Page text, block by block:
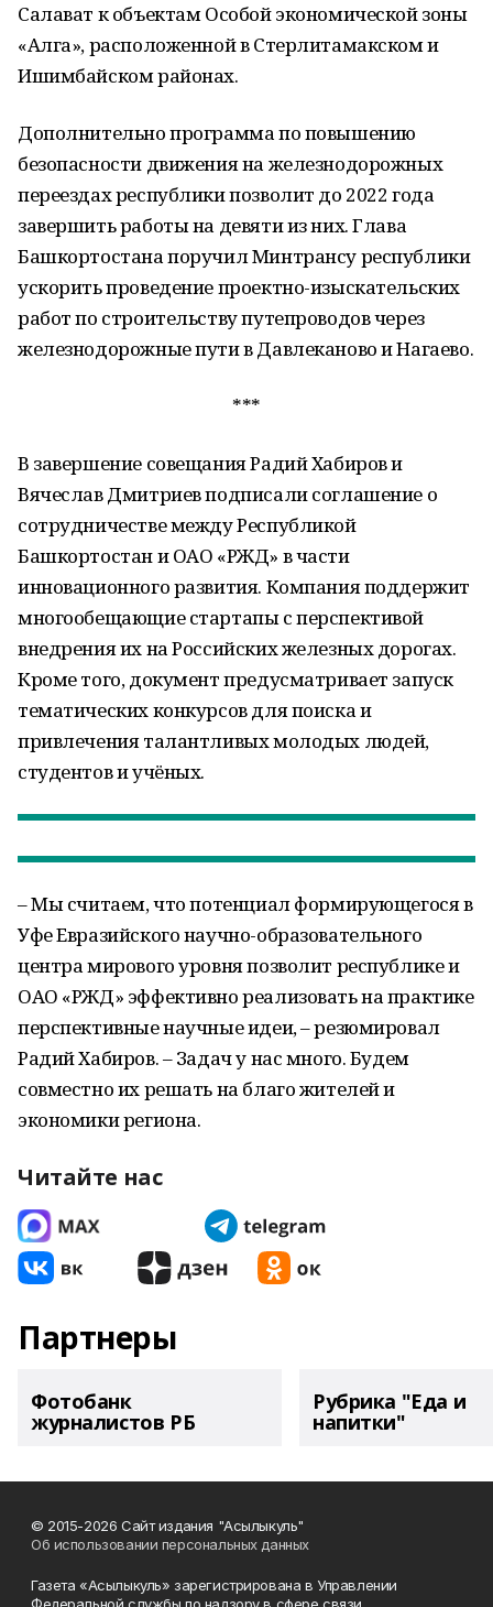
Салават к объектам Особой экономической зоны
«Алга», расположенной в Стерлитамакском и
Ишимбайском районах.
Дополнительно программа по повышению
безопасности движения на железнодорожных
переездах республики позволит до 2022 года
завершить работы на девяти из них. Глава
Башкортостана поручил Минтрансу республики
ускорить проведение проектно-изыскательских
работ по строительству путепроводов через
железнодорожные пути в Давлеканово и Нагаево.
***
В завершение совещания Радий Хабиров и
Вячеслав Дмитриев подписали соглашение о
сотрудничестве между Республикой
Башкортостан и ОАО «РЖД» в части
инновационного развития. Компания поддержит
многообещающие стартапы с перспективой
внедрения их на Российских железных дорогах.
Кроме того, документ предусматривает запуск
тематических конкурсов для поиска и
привлечения талантливых молодых людей,
студентов и учёных.
– Мы считаем, что потенциал формирующегося в
Уфе Евразийского научно-образовательного
центра мирового уровня позволит республике и
ОАО «РЖД» эффективно реализовать на практике
перспективные научные идеи, – резюмировал
Радий Хабиров. – Задач у нас много. Будем
совместно их решать на благо жителей и
экономики региона.
Читайте нас
Партнеры
Фотобанк
журналистов РБ
Рубрика "Еда и
напитки"
© 2015-2026 Сайт издания "Асылыкуль"
Об использовании персональных данных
Газета «Асылыкуль» зарегистрирована в Управлении